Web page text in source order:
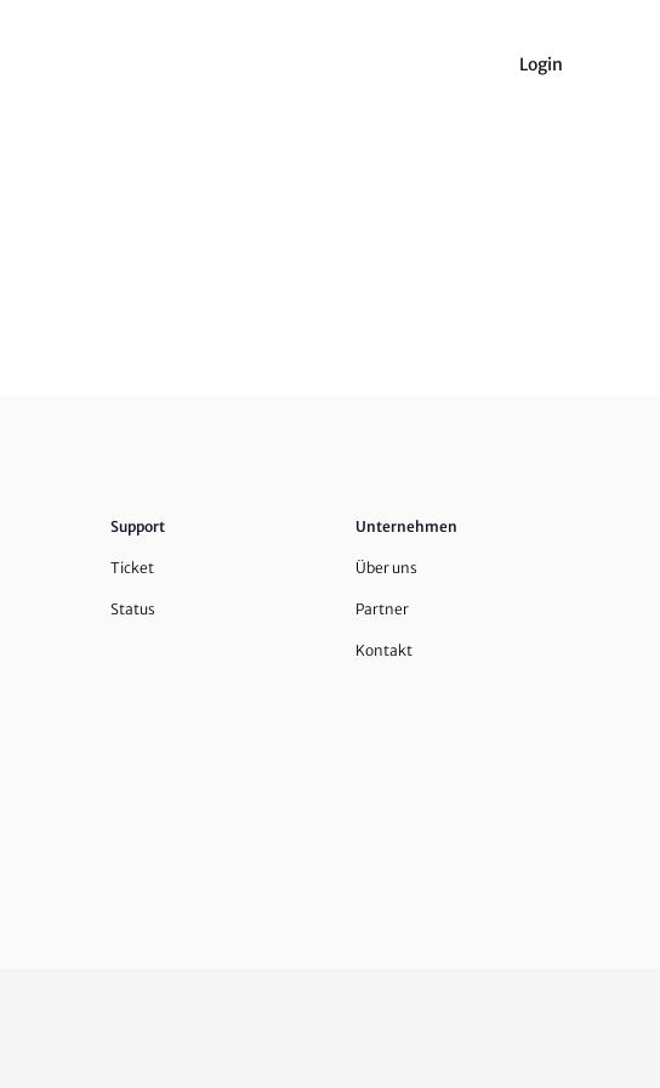
Login
Support
Ticket
Status
Unternehmen
Über uns
Partner
Kontakt